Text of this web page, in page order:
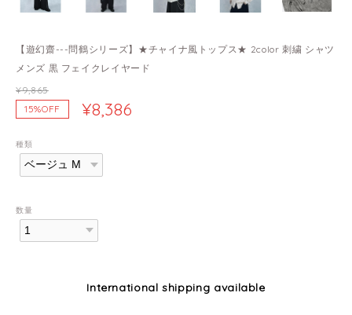
【遊幻齋---問鶴シリーズ】★チャイナ風トップス★ 2color 刺繍 シャツ
メンズ 黒 フェイクレイヤード
¥9,865
15%OFF
¥8,386
種類
数量
International shipping available